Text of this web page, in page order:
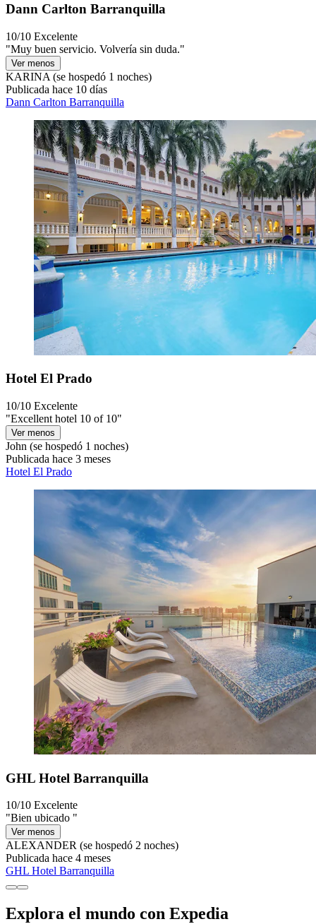
Dann Carlton Barranquilla
10/10 Excelente
"Muy buen servicio. Volvería sin duda."
Ver menos
KARINA (se hospedó 1 noches)
Publicada hace 10 días
Dann Carlton Barranquilla
Hotel El Prado
10/10 Excelente
"Excellent hotel 10 of 10"
Ver menos
John (se hospedó 1 noches)
Publicada hace 3 meses
Hotel El Prado
GHL Hotel Barranquilla
10/10 Excelente
"Bien ubicado "
Ver menos
ALEXANDER (se hospedó 2 noches)
Publicada hace 4 meses
GHL Hotel Barranquilla
Explora el mundo con Expedia